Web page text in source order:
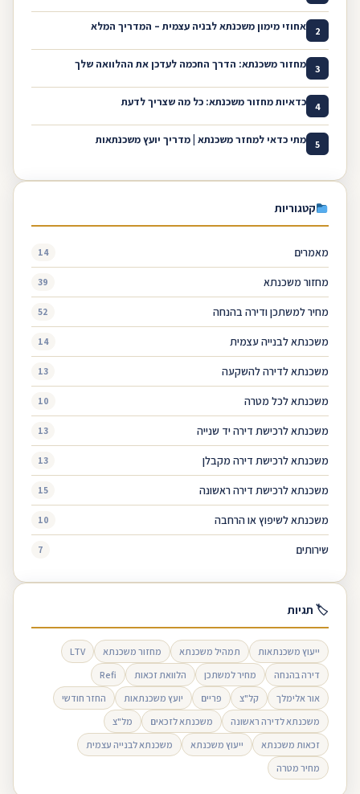
2 אחוזי מימון משכנתא לבניה עצמית – המדריך המלא
3 מחזור משכנתא: הדרך החכמה לעדכן את ההלוואה שלך
4 כדאיות מחזור משכנתא: כל מה שצריך לדעת
5 מתי כדאי למחזר משכנתא | מדריך יועץ משכנתאות
קטגוריות
מאמרים 14
מחזור משכנתא 39
מחיר למשתכן ודירה בהנחה 52
משכנתא לבנייה עצמית 14
משכנתא לדירה להשקעה 13
משכנתא לכל מטרה 10
משכנתא לרכישת דירה יד שנייה 13
משכנתא לרכישת דירה מקבלן 13
משכנתא לרכישת דירה ראשונה 15
משכנתא לשיפוץ או הרחבה 10
שירותים 7
🏷 תגיות
ייעוץ משכנתאות תמהיל משכנתא מחזור משכנתא
LTV
דירה בהנחה
מחיר למשתכן הלוואת זכאות
Refi
אור אלימלך
קל"צ פריים יועץ משכנתאות
החזר חודשי
משכנתא לדירה ראשונה
משכנתא לזכאים
מל"צ
זכאות משכנתא
ייעוץ משכנתא
משכנתא לבנייה עצמית
מחיר מטרה